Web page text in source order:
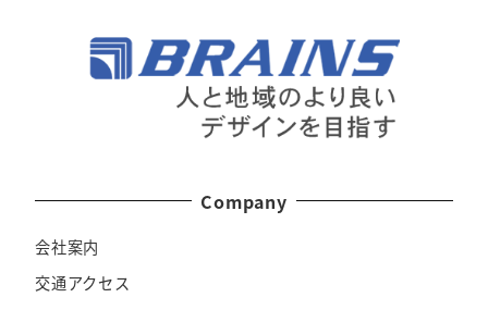
Company
会社案内
交通アクセス